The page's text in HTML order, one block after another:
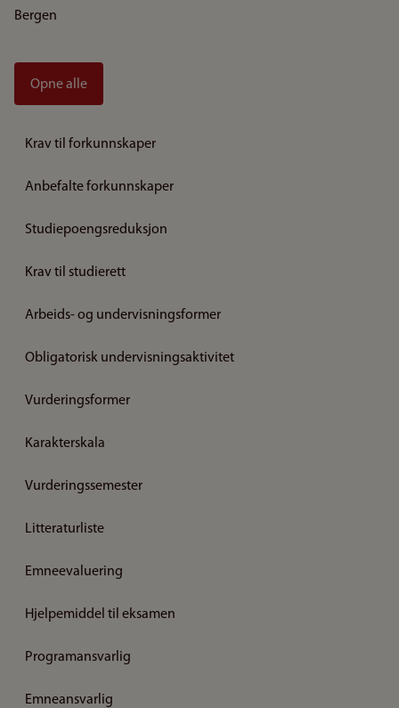
Bergen
Opne alle
Krav til forkunnskaper
Anbefalte forkunnskaper
Studiepoengsreduksjon
Krav til studierett
Arbeids- og undervisningsformer
Obligatorisk undervisningsaktivitet
Vurderingsformer
Karakterskala
Vurderingssemester
Litteraturliste
Emneevaluering
Hjelpemiddel til eksamen
Programansvarlig
Emneansvarlig